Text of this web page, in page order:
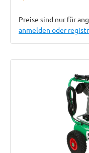
Preise sind nur für
anmelden oder